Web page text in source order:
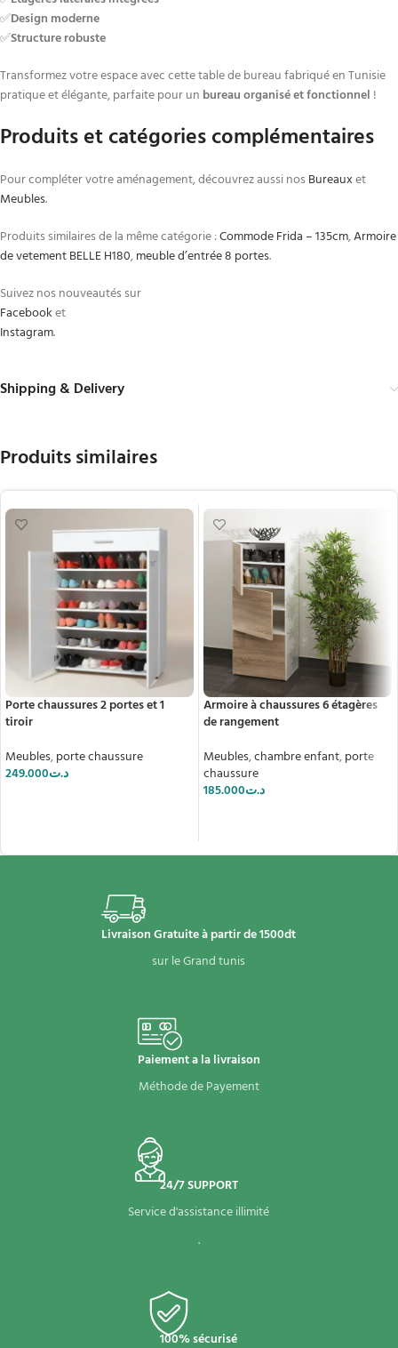
✅Design moderne
✅Structure robuste
Transformez votre espace avec cette table de bureau fabriqué en Tunisie
pratique et élégante, parfaite pour un bureau organisé et fonctionnel !
Produits et catégories complémentaires
Pour compléter votre aménagement, découvrez aussi nosBureauxet
Meubles.
Produits similaires de la même catégorie :Commode Frida – 135cm,Armoire
de vetement BELLE H180,meuble d’entrée 8 portes.
Suivez nos nouveautés sur
Facebooket
Instagram.
Shipping & Delivery
Produits similaires
Porte chaussures 2 portes et 1
tiroir
Meubles,porte chaussure
د.ت249.000
Armoire à chaussures 6 étagères
de rangement
Meubles,chambre enfant,porte
chaussure
د.ت185.000
Livraison Gratuite à partir de 1500dt
sur le Grand tunis
Paiement a la livraison
Méthode de Payement
24/7 SUPPORT
Service d'assistance illimité
.
100% sécurisé